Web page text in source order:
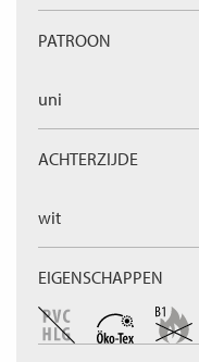
PATROON
uni
ACHTERZIJDE
wit
EIGENSCHAPPEN